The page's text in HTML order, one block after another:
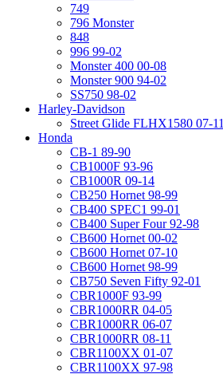
749
796 Monster
848
996 99-02
Monster 400 00-08
Monster 900 94-02
SS750 98-02
Harley-Davidson
Street Glide FLHX1580 07-11
Honda
CB-1 89-90
CB1000F 93-96
CB1000R 09-14
CB250 Hornet 98-99
CB400 SPEC1 99-01
CB400 Super Four 92-98
CB600 Hornet 00-02
CB600 Hornet 07-10
CB600 Hornet 98-99
CB750 Seven Fifty 92-01
CBR1000F 93-99
CBR1000RR 04-05
CBR1000RR 06-07
CBR1000RR 08-11
CBR1100XX 01-07
CBR1100XX 97-98